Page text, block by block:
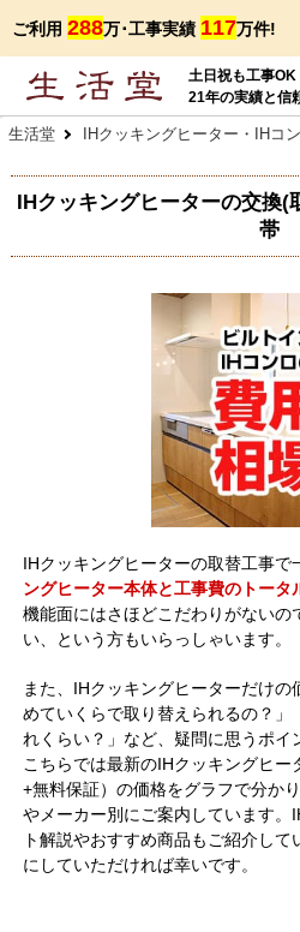
ご利用 288万･工事実績 117万件!
土日祝も工事OK
21年の実績と信
生活堂 IHクッキングヒーター・IHコ
IHクッキングヒーターの交換(
帯
IHクッキングヒーターの取替工事で
ングヒーター本体と工事費のトータ
機能面にはさほどこだわりがないの
い、という方もいらっしゃいます。
また、IHクッキングヒーターだけ
めていくらで取り替えられるの？」
れくらい？」など、疑問に思うポイ
こちらでは最新のIHクッキングヒ
+無料保証）の価格をグラフで分か
やメーカー別にご案内しています。
ト解説やおすすめ商品もご紹介し
にしていただければ幸いです。